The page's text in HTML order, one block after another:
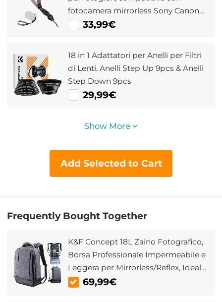
fotocamera mirrorless Sony Canon
Nikon Fuji DSLR SLR - Strap Urban
33,99€
18 in 1 Adattatori per Anelli per Filtri
di Lenti, Anelli Step Up 9pcs & Anelli
Step Down 9pcs
29,99€
Show More
Add Selected to Cart
Frequently Bought Together
K&F Concept 18L Zaino Fotografico,
Borsa Professionale Impermeabile e
Leggera per Mirrorless/Reflex, Ideale
per Viaggi e Trekking - Nature
69,99€